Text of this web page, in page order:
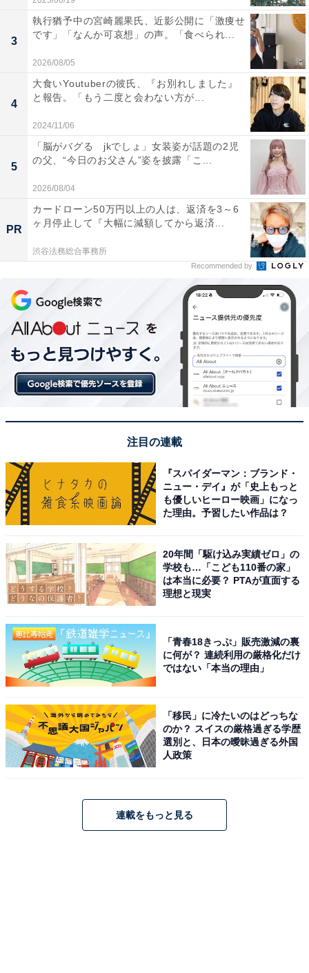
3
執行猶予中の宮崎麗果氏、近影公開に「激痩せ
です」「なんか可哀想」の声。「食べられ...
2026/08/05
4
大食いYoutuberの彼氏、『お別れしました』
と報告。「もう二度と会わない方が...
2024/11/06
5
「脳がバグる jkでしょ」女装姿が話題の2児
の父、“今日のお父さん”姿を披露「こ...
2026/08/04
PR
カードローン50万円以上の人は、返済を3～6
ヶ月停止して『大幅に減額してから返済...
渋谷法務総合事務所
Recommended by
注目の連載
『スパイダーマン：ブランド・
ニュー・デイ』が「史上もっと
も優しいヒーロー映画」になっ
た理由。予習したい作品は？
20年間「駆け込み実績ゼロ」の
学校も…「こども110番の家」
は本当に必要？ PTAが直面する
理想と現実
「青春18きっぷ」販売激減の裏
に何が？ 連続利用の厳格化だけ
ではない「本当の理由」
「移民」に冷たいのはどっちな
のか？ スイスの厳格過ぎる学歴
選別と、日本の曖昧過ぎる外国
人政策
連載をもっと見る